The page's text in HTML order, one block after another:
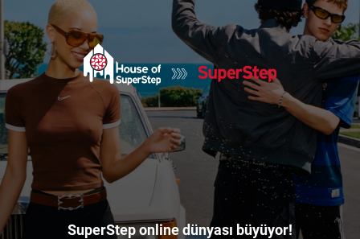
SuperStep online dünyası büyüyor!